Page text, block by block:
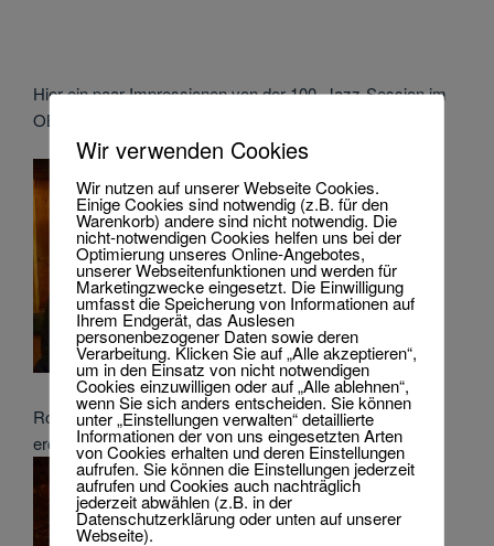
Hier ein paar Impressionen von der 100. Jazz-Session im
OBJEKT5 im Jahr 2019.
Robby Nakayama hat mit einem Sextett den Abend
eröffnet.
Wir verwenden Cookies
Wir nutzen auf unserer Webseite Cookies.
Einige Cookies sind notwendig (z.B. für den
Warenkorb) andere sind nicht notwendig. Die
nicht-notwendigen Cookies helfen uns bei der
Optimierung unseres Online-Angebotes,
unserer Webseitenfunktionen und werden für
Marketingzwecke eingesetzt. Die Einwilligung
umfasst die Speicherung von Informationen auf
Ihrem Endgerät, das Auslesen
personenbezogener Daten sowie deren
Verarbeitung. Klicken Sie auf „Alle akzeptieren“,
um in den Einsatz von nicht notwendigen
Cookies einzuwilligen oder auf „Alle ablehnen“,
wenn Sie sich anders entscheiden. Sie können
unter „Einstellungen verwalten“ detaillierte
Informationen der von uns eingesetzten Arten
von Cookies erhalten und deren Einstellungen
aufrufen. Sie können die Einstellungen jederzeit
aufrufen und Cookies auch nachträglich
jederzeit abwählen (z.B. in der
Datenschutzerklärung oder unten auf unserer
Webseite).